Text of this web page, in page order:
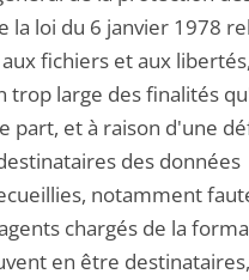
la loi du 6 janvier 1978
fichiers et aux
trop large des finalités
part, et à raison d'une
des données
notamment
chargés de la
en être